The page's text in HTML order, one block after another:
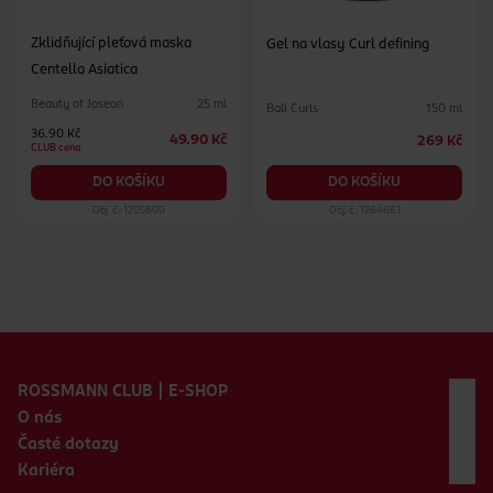
Zklidňující pleťová maska
Centella Asiatica
Beauty of Joseon 25 ml
36.90 Kč
CLUB cena
49.90 Kč
DO KOŠÍKU
Obj. č.: 1205800
Gel na vlasy Curl defining
Bali Curls 150 ml
269 Kč
DO KOŠÍKU
Obj. č.: 1264661
ROSSMANN CLUB | E-SHOP
O nás
Časté dotazy
Kariéra